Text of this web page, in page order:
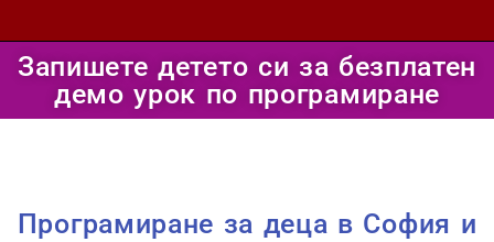
Запишете детето си за безплатен
демо урок по програмиране
Програмиране за деца в София и